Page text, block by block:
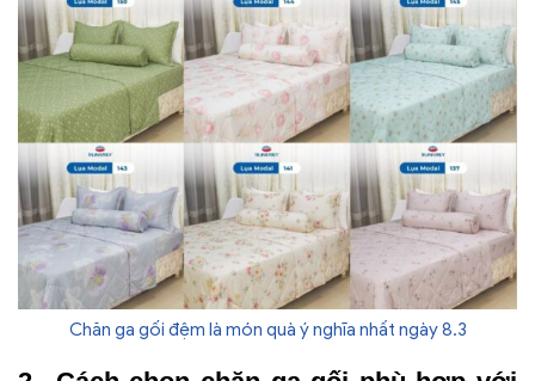
Chăn ga gối đệm là món quà ý nghĩa nhất ngày 8.3